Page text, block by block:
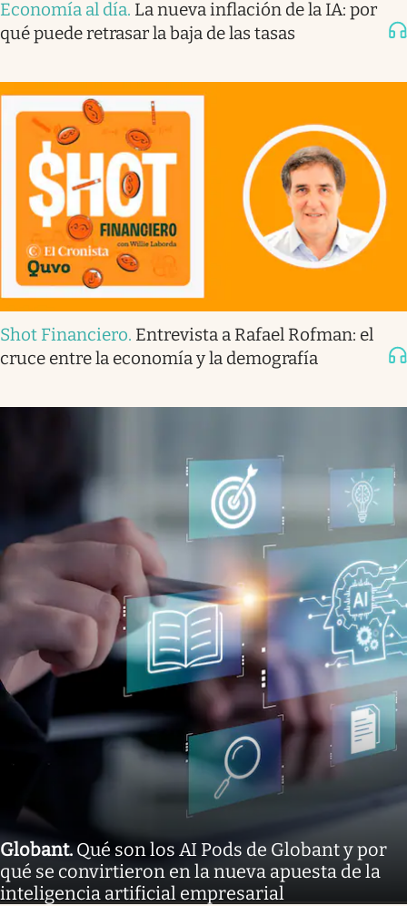
Economía al día. La nueva inflación de la IA: por
qué puede retrasar la baja de las tasas
Shot Financiero. Entrevista a Rafael Rofman: el
cruce entre la economía y la demografía
Globant.Qué son los AI Pods de Globant y por
qué se convirtieron en la nueva apuesta de la
inteligencia artificial empresarial